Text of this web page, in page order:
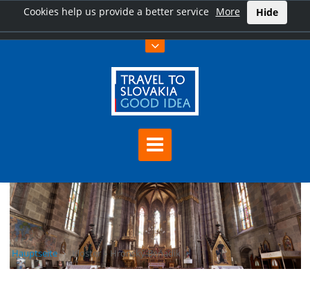
Cookies help us provide a better service More Hide
Hauptseite Kloster – Hronský Beňadik